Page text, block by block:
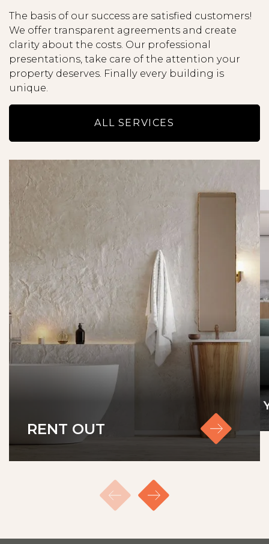
je een mail krijgt met ons nieuwste aanbod.
- Als inkomenseis dien je minimaal drie (3) keer
de maandhuur bruto te verdienen of een
borgsteller te hebben die hieraan voldoet.
- De informatie op onze website is met de
nodige zorgvuldigheid samengesteld.
- We aanvaarden geen enkele aansprakelijkheid
wel de gevolgen daarvan.
- Lees de brochure zorgvuldig door, met name
ook de uitsplitsing van de huur en de totale huur
per maand.
- Alle potentiële huurders worden uitgebreide
gescreend uit op onder andere
kredietwaardigheid en inkomstentoets.
The basis of our success are satisfied customers!
We offer transparent agreements and create
clarity about the costs. Our professional
presentations, take care of the attention your
property deserves. Finally every building is
unique.
ALL SERVICES
RENT OUT